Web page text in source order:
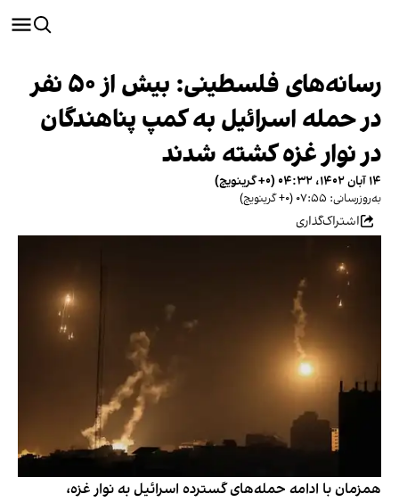
رسانه‌های فلسطینی: بیش از ۵۰ نفر
در حمله اسرائیل به کمپ پناهندگان
در نوار غزه کشته شدند
۱۴ آبان ۱۴۰۲، ۰۴:۳۲ (‎+۰ گرینویچ)
به‌روزرسانی: ۰۷:۵۵ (‎+۰ گرینویچ)
اشتراک‌گذاری
همزمان با ادامه حمله‌های گسترده اسرائیل به نوار غزه،